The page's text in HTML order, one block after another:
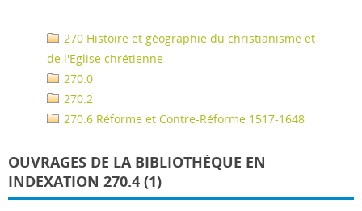
270 Histoire et géographie du christianisme et
de l'Eglise chrétienne
270.0
270.2
270.6 Réforme et Contre-Réforme 1517-1648
OUVRAGES DE LA BIBLIOTHÈQUE EN
INDEXATION 270.4 (1)